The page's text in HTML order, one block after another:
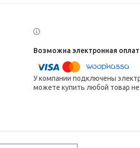
У компании подключены
можете купить любой товар не